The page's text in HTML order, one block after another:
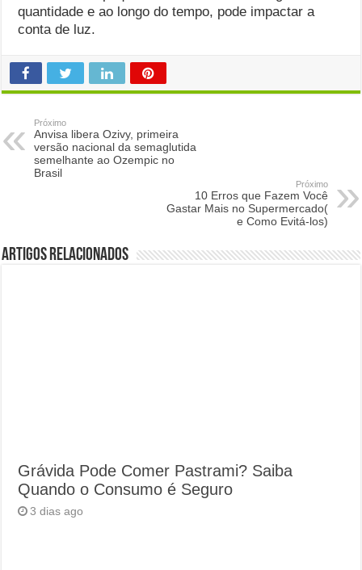
quantidade e ao longo do tempo, pode impactar a
conta de luz.
Próximo
Anvisa libera Ozivy, primeira
versão nacional da semaglutida
semelhante ao Ozempic no
Brasil
Próximo
10 Erros que Fazem Você
Gastar Mais no Supermercado(
e Como Evitá-los)
Artigos Relacionados
Grávida Pode Comer Pastrami? Saiba
Quando o Consumo é Seguro
3 dias ago